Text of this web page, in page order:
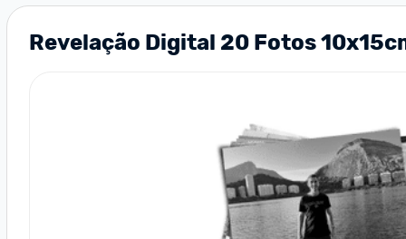
Revelação Digital 20 Fotos